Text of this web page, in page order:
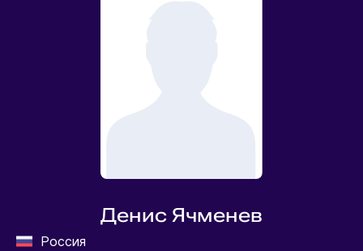
Денис Ячменев
Россия